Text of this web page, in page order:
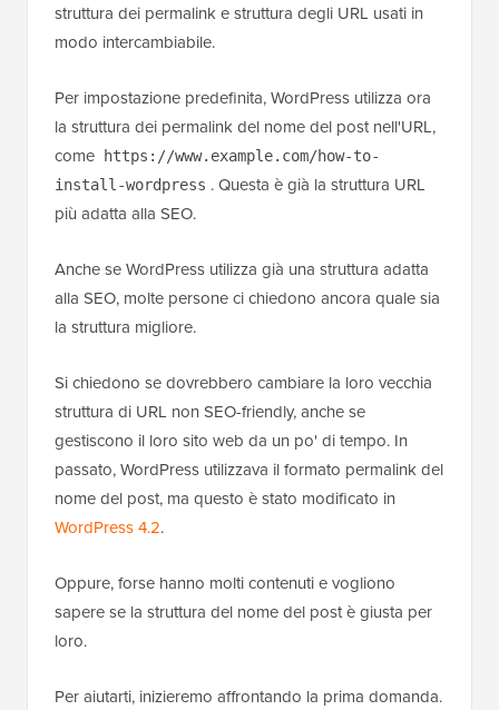
struttura dei permalink e struttura degli URL usati in
modo intercambiabile.
Per impostazione predefinita, WordPress utilizza ora
la struttura dei permalink del nome del post nell'URL,
come
https://www.example.com/how-to-
install-wordpress . Questa è già la struttura URL
più adatta alla SEO.
Anche se WordPress utilizza già una struttura adatta
alla SEO, molte persone ci chiedono ancora quale sia
la struttura migliore.
Si chiedono se dovrebbero cambiare la loro vecchia
struttura di URL non SEO-friendly, anche se
gestiscono il loro sito web da un po' di tempo. In
passato, WordPress utilizzava il formato permalink del
nome del post, ma questo è stato modificato in
WordPress 4.2.
Oppure, forse hanno molti contenuti e vogliono
sapere se la struttura del nome del post è giusta per
loro.
Per aiutarti, inizieremo affrontando la prima domanda.